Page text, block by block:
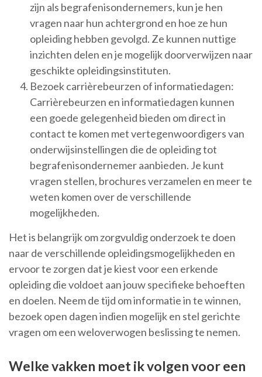
zijn als begrafenisondernemers, kun je hen
vragen naar hun achtergrond en hoe ze hun
opleiding hebben gevolgd. Ze kunnen nuttige
inzichten delen en je mogelijk doorverwijzen naar
geschikte opleidingsinstituten.
Bezoek carrièrebeurzen of informatiedagen:
Carrièrebeurzen en informatiedagen kunnen
een goede gelegenheid bieden om direct in
contact te komen met vertegenwoordigers van
onderwijsinstellingen die de opleiding tot
begrafenisondernemer aanbieden. Je kunt
vragen stellen, brochures verzamelen en meer te
weten komen over de verschillende
mogelijkheden.
Het is belangrijk om zorgvuldig onderzoek te doen
naar de verschillende opleidingsmogelijkheden en
ervoor te zorgen dat je kiest voor een erkende
opleiding die voldoet aan jouw specifieke behoeften
en doelen. Neem de tijd om informatie in te winnen,
bezoek open dagen indien mogelijk en stel gerichte
vragen om een weloverwogen beslissing te nemen.
Welke vakken moet ik volgen voor een